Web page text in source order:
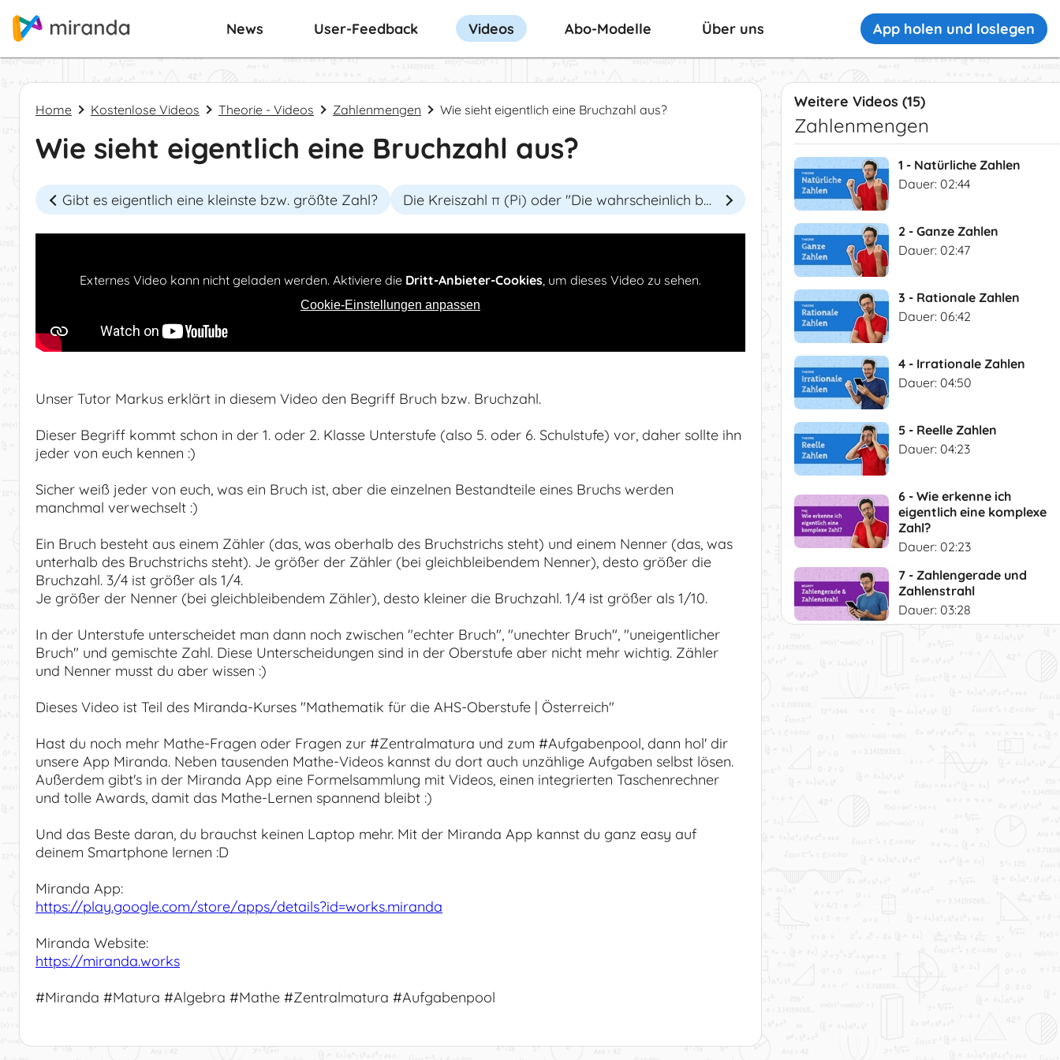
News User-Feedback Videos Abo-Modelle Über uns App holen und loslegen
Home Kostenlose Videos Theorie - Videos Zahlenmengen Wie sieht eigentlich eine Bruchzahl aus?
Wie sieht eigentlich eine Bruchzahl aus?
Gibt es eigentlich eine kleinste bzw. größte Zahl? Die Kreiszahl π (Pi) oder "Die wahrscheinlich berühmteste Zahl der Welt"
Externes Video kann nicht geladen werden. Aktiviere die Dritt-Anbieter-Cookies, um dieses Video zu sehen.
Cookie-Einstellungen anpassen
Unser Tutor Markus erklärt in diesem Video den Begriff Bruch bzw. Bruchzahl.
Dieser Begriff kommt schon in der 1. oder 2. Klasse Unterstufe (also 5. oder 6. Schulstufe) vor, daher sollte ihn
jeder von euch kennen :)
Sicher weiß jeder von euch, was ein Bruch ist, aber die einzelnen Bestandteile eines Bruchs werden
manchmal verwechselt :)
Ein Bruch besteht aus einem Zähler (das, was oberhalb des Bruchstrichs steht) und einem Nenner (das, was
unterhalb des Bruchstrichs steht). Je größer der Zähler (bei gleichbleibendem Nenner), desto größer die
Bruchzahl. 3/4 ist größer als 1/4.
Je größer der Nenner (bei gleichbleibendem Zähler), desto kleiner die Bruchzahl. 1/4 ist größer als 1/10.
In der Unterstufe unterscheidet man dann noch zwischen "echter Bruch", "unechter Bruch", "uneigentlicher
Bruch" und gemischte Zahl. Diese Unterscheidungen sind in der Oberstufe aber nicht mehr wichtig. Zähler
und Nenner musst du aber wissen :)
Dieses Video ist Teil des Miranda-Kurses "Mathematik für die AHS-Oberstufe | Österreich"
Hast du noch mehr Mathe-Fragen oder Fragen zur #Zentralmatura und zum #Aufgabenpool, dann hol' dir
unsere App Miranda. Neben tausenden Mathe-Videos kannst du dort auch unzählige Aufgaben selbst lösen.
Außerdem gibt's in der Miranda App eine Formelsammlung mit Videos, einen integrierten Taschenrechner
und tolle Awards, damit das Mathe-Lernen spannend bleibt :)
Und das Beste daran, du brauchst keinen Laptop mehr. Mit der Miranda App kannst du ganz easy auf
deinem Smartphone lernen :D
Miranda App:
https://play.google.com/store/apps/details?id=works.miranda
Miranda Website:
https://miranda.works
#Miranda #Matura #Algebra #Mathe #Zentralmatura #Aufgabenpool
Weitere Videos (15)
Zahlenmengen
1 - Natürliche Zahlen
Dauer: 02:44
2 - Ganze Zahlen
Dauer: 02:47
3 - Rationale Zahlen
Dauer: 06:42
4 - Irrationale Zahlen
Dauer: 04:50
5 - Reelle Zahlen
Dauer: 04:23
6 - Wie erkenne ich
eigentlich eine komplexe
Zahl?
Dauer: 02:23
7 - Zahlengerade und
Zahlenstrahl
Dauer: 03:28